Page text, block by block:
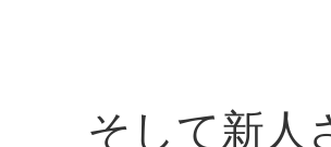
そして新人